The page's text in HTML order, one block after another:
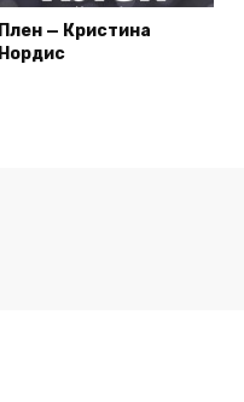
Плен — Кристина
Нордис